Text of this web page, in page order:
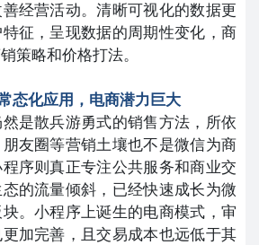
经营活动。清晰可视化的数据更
征，呈现数据的周期性变化，商
策略和价格打法。
态化应用，电商潜力巨大
是散兵游勇式的销售方法，所依
友圈等营销土壤也不是微信为商
序则真正专注公共服务和商业交
的流量倾斜，已经快速成长为微
。小程序上诞生的电商模式，审
加完善，且交易成本也远低于其